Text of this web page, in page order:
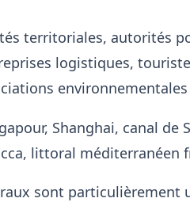
territoriales, autorités
logistiques,
environnementales
Shanghai, canal de
littoral méditerranéen
sont